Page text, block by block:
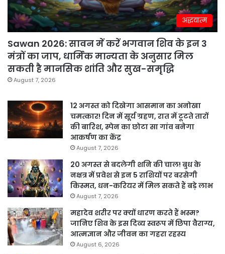
अद्धयात्म
Sawan 2026: सावन में करें भगवान शिव के इन 3
मंत्रों का जाप, धार्मिक मान्यता के अनुसार मिल
सकती है मानसिक शांति और सुख-समृद्धि
August 7, 2026
12 अगस्त को दिखेगा आसमान का अनोखा
चमत्कार! दिन में सूर्य ग्रहण, रात में टूटते तारों
की बारिश, स्पेन का छोटा सा गांव बनेगा
आकर्षण का केंद्र
August 7, 2026
20 अगस्त से बदलेगी शनि की चाल! बुध के
नक्षत्र में प्रवेश से इन 5 राशियों पर बरसेगी
किस्मत, धन-करियर में मिल सकते हैं बड़े लाभ
August 7, 2026
महादेव शरीर पर क्यों धारण करते हैं भस्म?
जानिए शिव के इस दिव्य स्वरूप में छिपा वैराग्य,
आत्मज्ञान और जीवन का गहरा रहस्य
August 6, 2026